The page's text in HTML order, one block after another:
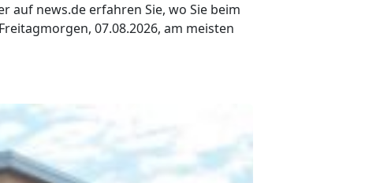
auf news.de erfahren Sie, wo Sie beim
07.08.2026, am meisten